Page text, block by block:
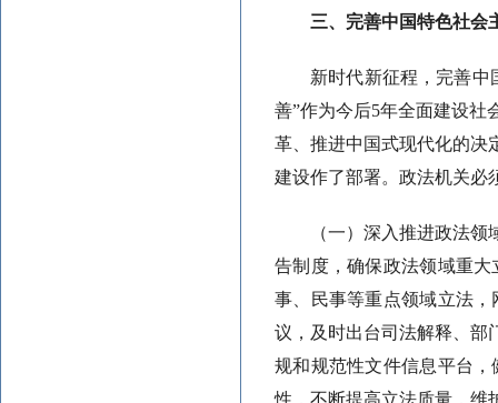
三、完善中国特色社会
新时代新征程，完善中
善”作为今后5年全面建设社
革、推进中国式现代化的决
建设作了部署。政法机关必
（一）深入推进政法
告制度，确保政法领域重
事、民事等重点领域立法
议，及时出台司法解释、部
规和规范性文件信息平台
性，不断提高立法质量，维